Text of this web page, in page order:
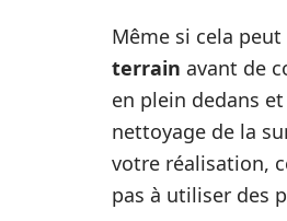
Même si cela
terrain avant de
en plein dedans
nettoyage de la
votre réalisation,
pas à utiliser des